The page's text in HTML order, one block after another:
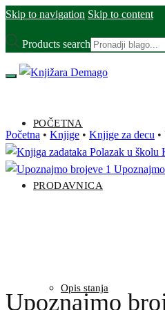
Skip to navigation Skip to content
Products search
POČETNA
PRODAVNICA
Opis stanja
Početna • Knjige • Knjige za decu •
Upoznajmo